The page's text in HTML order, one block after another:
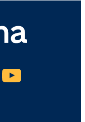
YouTube